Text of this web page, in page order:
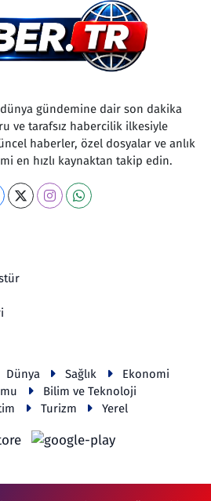
dünya gündemine dair son dakika
ve tarafsız habercilik ilkesiyle
haberler, özel dosyalar ve anlık
en hızlı kaynaktan takip edin.
Dünya Sağlık
Ekonomi
Bilim ve Teknoloji
Turizm Yerel